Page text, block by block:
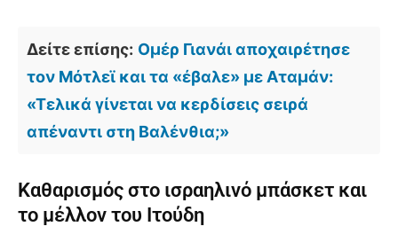
Δείτε επίσης: Ομέρ Γιανάι αποχαιρέτησε
τον Μότλεϊ και τα «έβαλε» με Αταμάν:
«Τελικά γίνεται να κερδίσεις σειρά
απέναντι στη Βαλένθια;»
Καθαρισμός στο ισραηλινό μπάσκετ και
το μέλλον του Ιτούδη